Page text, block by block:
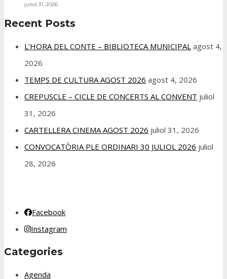
juliol 31, 2026
Recent Posts
L’HORA DEL CONTE – BIBLIOTECA MUNICIPAL agost 4,
2026
TEMPS DE CULTURA AGOST 2026 agost 4, 2026
CREPUSCLE – CICLE DE CONCERTS AL CONVENT juliol
31, 2026
CARTELLERA CINEMA AGOST 2026 juliol 31, 2026
CONVOCATÒRIA PLE ORDINARI 30 JULIOL 2026 juliol
28, 2026
Facebook
Instagram
Categories
Agenda